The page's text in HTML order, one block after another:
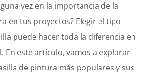
vez en la importancia de la
en tus proyectos? Elegir el tipo
puede hacer toda la diferencia en
En este artículo, vamos a explorar
de pintura más populares y sus